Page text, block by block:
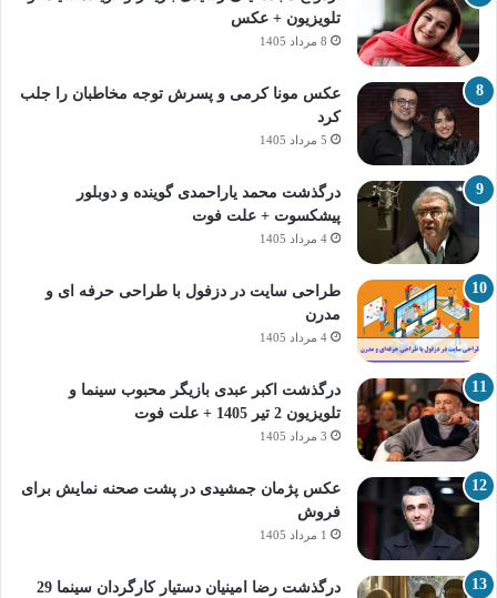
تلویزیون + عکس
8 مرداد 1405
عکس مونا کرمی و پسرش توجه مخاطبان را جلب
کرد
5 مرداد 1405
درگذشت محمد یاراحمدی گوینده و دوبلور
پیشکسوت + علت فوت
4 مرداد 1405
طراحی سایت در دزفول با طراحی حرفه‌ ای و
مدرن
4 مرداد 1405
درگذشت اکبر عبدی بازیگر محبوب سینما و
تلویزیون 2 تیر 1405 + علت فوت
3 مرداد 1405
عکس پژمان جمشیدی در پشت صحنه نمایش برای
فروش
1 مرداد 1405
درگذشت رضا امینیان دستیار کارگردان سینما 29